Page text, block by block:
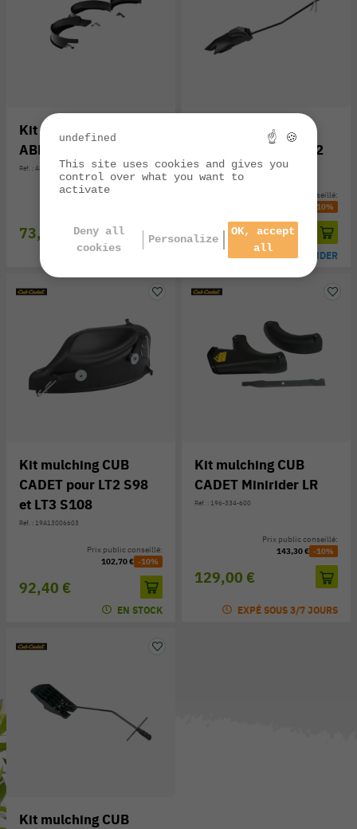
Kit mulching EGO
ABP5200
Réf. : ABP5200
73,80 €
Prix public conseillé:
Kit mulching CUB
CADET pour LT2 R92
Réf. : 19A13005603
81,60 €
Prix public conseillé:
-10%
PRÉCOMMANDER
Kit mulching CUB
CADET pour LT2 S98
et LT3 S108
Réf. : 19A13006603
92,40 €
Prix public conseillé:
102,70 € -10%
EN STOCK
Kit mulching CUB
CADET Minirider LR
Réf. : 196-334-600
129,00 €
Prix public conseillé:
143,30 € -10%
EXPÉ SOUS 3/7 JOURS
Kit mulching CUB
undefined ☝ 🍪
This site uses cookies and gives you
control over what you want to
activate
Deny all
cookies
Personalize
OK, accept
all